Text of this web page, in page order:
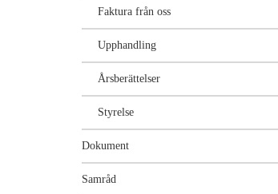
Faktura från oss
Upphandling
Årsberättelser
Styrelse
Dokument
Samråd